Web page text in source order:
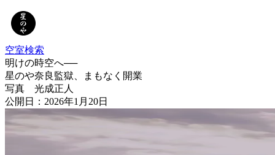
空室検索
明けの時空へ──
星のや奈良監獄、まもなく開業
写真 光成正⼈
公開日：2026年1月20日